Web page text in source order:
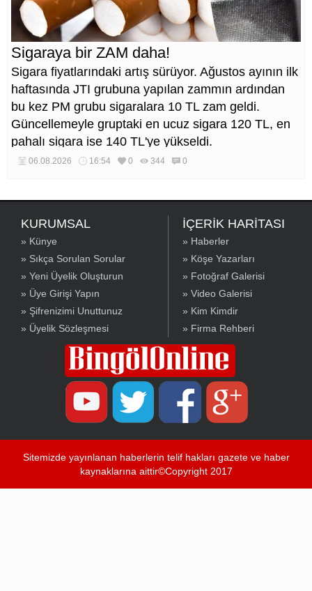
Sigaraya bir ZAM daha!
Sigara fiyatlarındaki artış sürüyor. Ağustos ayının ilk
haftasında JTI grubuna yapılan zammın ardından
bu kez PM grubu sigaralara 10 TL zam geldi.
Güncellemeyle gruptaki en ucuz sigara 120 TL, en
pahalı sigara ise 140 TL'ye yükseldi.
06.08.2026 16:54 0 344 0
KURUMSAL
» Künye
» Sıkça Sorulan Sorular
» Yeni Üyelik Oluşturun
» Üye Girişi Yapın
» Şifrenizimi Unuttunuz
» Üyelik Sözleşmesi
İÇERİK HARİTASI
» Haberler
» Köşe Yazarları
» Fotoğraf Galerisi
» Video Galerisi
» Kim Kimdir
» Firma Rehberi
Sitemizde yayınlanan haberlerin telif hakları gazete ve haber
kaynaklarına aittir©Copyright 2017